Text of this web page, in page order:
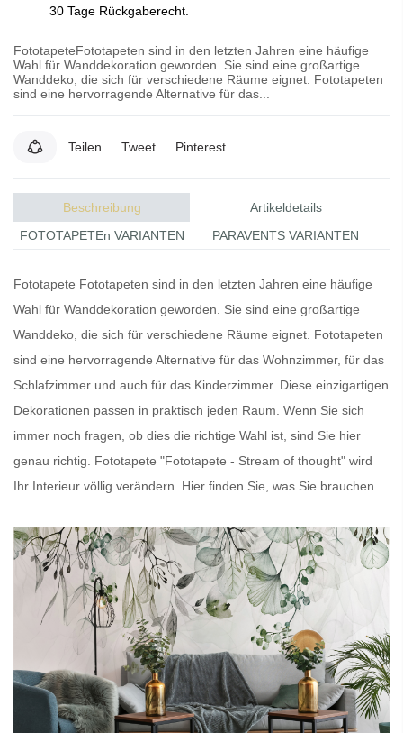
30 Tage Rückgaberecht.
FototapeteFototapeten sind in den letzten Jahren eine häufige
Wahl für Wanddekoration geworden. Sie sind eine großartige
Wanddeko, die sich für verschiedene Räume eignet. Fototapeten
sind eine hervorragende Alternative für das...
Teilen Tweet Pinterest
Beschreibung
Artikeldetails
FOTOTAPETEn VARIANTEN
PARAVENTS VARIANTEN
Fototapete Fototapeten sind in den letzten Jahren eine häufige
Wahl für Wanddekoration geworden. Sie sind eine großartige
Wanddeko, die sich für verschiedene Räume eignet. Fototapeten
sind eine hervorragende Alternative für das Wohnzimmer, für das
Schlafzimmer und auch für das Kinderzimmer. Diese einzigartigen
Dekorationen passen in praktisch jeden Raum. Wenn Sie sich
immer noch fragen, ob dies die richtige Wahl ist, sind Sie hier
genau richtig. Fototapete "Fototapete - Stream of thought" wird
Ihr Interieur völlig verändern. Hier finden Sie, was Sie brauchen.